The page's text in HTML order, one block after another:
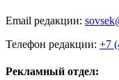
Email редакции:
Телефон редакции: +7
Рекламный отдел: